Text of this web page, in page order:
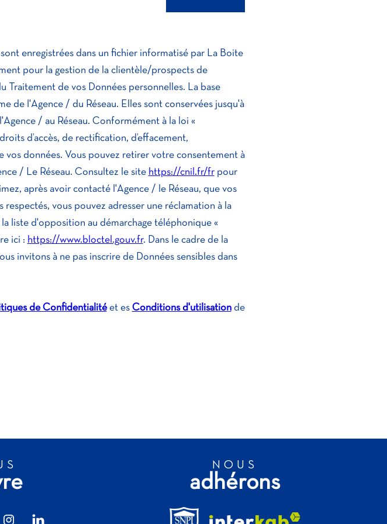
enregistrées dans un fichier informatisé par La Boite
pour la gestion de la clientèle/prospects de
Traitement de vos Données personnelles. La base
de l'Agence / du Réseau. Elles sont conservées jusqu'à
/ au Réseau. Conformément à la loi «
d’accès, de rectification, d’effacement,
données. Vous pouvez retirer votre consentement à
/ Le Réseau. Consultez le site https://cnil.fr/frpour
après avoir contacté l'Agence / le Réseau, que vos
vous pouvez adresser une réclamation à la
liste d'opposition au démarchage téléphonique «
ici : https://www.bloctel.gouv.fr. Dans le cadre de la
invitons à ne pas inscrire de Données sensibles dans
de Confidentialitéet es Conditions d'utilisationde
NOUS
adhérons